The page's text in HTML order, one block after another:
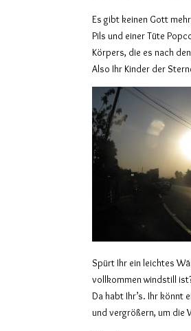
Es gibt keinen Gott
Pils und einer Tüte
Körpers, die es nach
Also Ihr Kinder der
Spürt Ihr ein leichtes
vollkommen windstill
Da habt Ihr’s. Ihr könnt
und vergrößern, um die